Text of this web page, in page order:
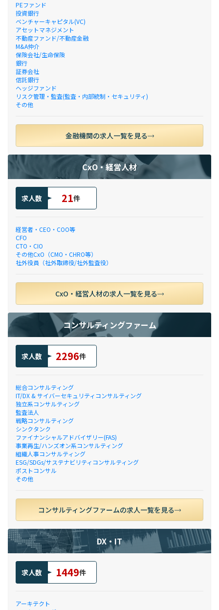
PEファンド
投資銀行
ベンチャーキャピタル(VC)
アセットマネジメント
不動産ファンド/不動産金融
M&A仲介
保険会社/生命保険
銀行
証券会社
信託銀行
ヘッジファンド
リスク管理・監査(監査・内部統制・セキュリティ)
その他
金融機関の求人一覧を見る
CxO・経営人材
求人数 21件
経営者・CEO・COO等
CFO
CTO・CIO
その他CxO（CMO・CHRO等）
社外役員（社外取締役/社外監査役）
CxO・経営人材の求人一覧を見る
コンサルティングファーム
求人数 2296件
総合コンサルティング
IT/DX & サイバーセキュリティコンサルティング
独立系コンサルティング
監査法人
戦略コンサルティング
シンクタンク
ファイナンシャルアドバイザリー(FAS)
事業再生/ハンズオン系コンサルティング
組織人事コンサルティング
ESG/SDGs/サステナビリティコンサルティング
ポストコンサル
その他
コンサルティングファームの求人一覧を見る
DX・IT
求人数 1449件
アーキテクト